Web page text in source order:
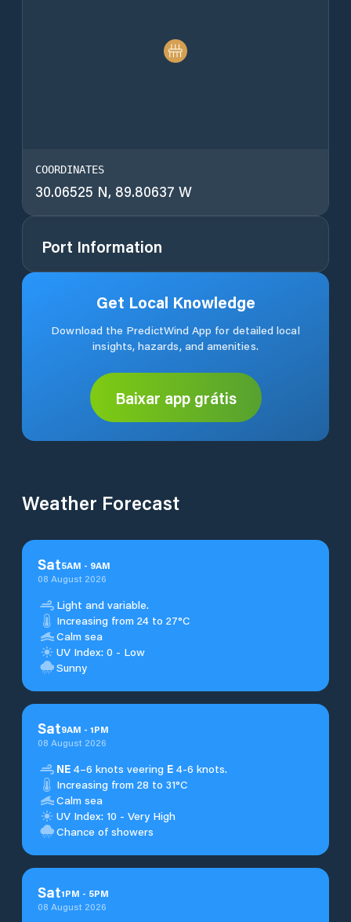
COORDINATES
30.06525 N, 89.80637 W
Port Information
Get Local Knowledge
Download the PredictWind App for detailed local
insights, hazards, and amenities.
Baixar app grátis
Weather Forecast
Sat5AM - 9AM
08 August 2026
Light and variable.
Increasing from 24 to 27°C
Calm sea
UV Index: 0 - Low
Sunny
Sat9AM - 1PM
08 August 2026
NE 4–6 knots veering E 4-6 knots.
Increasing from 28 to 31°C
Calm sea
UV Index: 10 - Very High
Chance of showers
Sat1PM - 5PM
08 August 2026